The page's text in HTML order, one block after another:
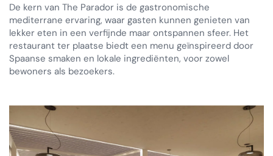
De kern van The Parador is de gastronomische
mediterrane ervaring, waar gasten kunnen genieten van
lekker eten in een verfijnde maar ontspannen sfeer. Het
restaurant ter plaatse biedt een menu geïnspireerd door
Spaanse smaken en lokale ingrediënten, voor zowel
bewoners als bezoekers.